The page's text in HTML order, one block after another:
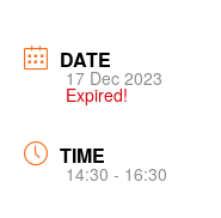
DATE
17 Dec 2023
Expired!
TIME
14:30 - 16:30